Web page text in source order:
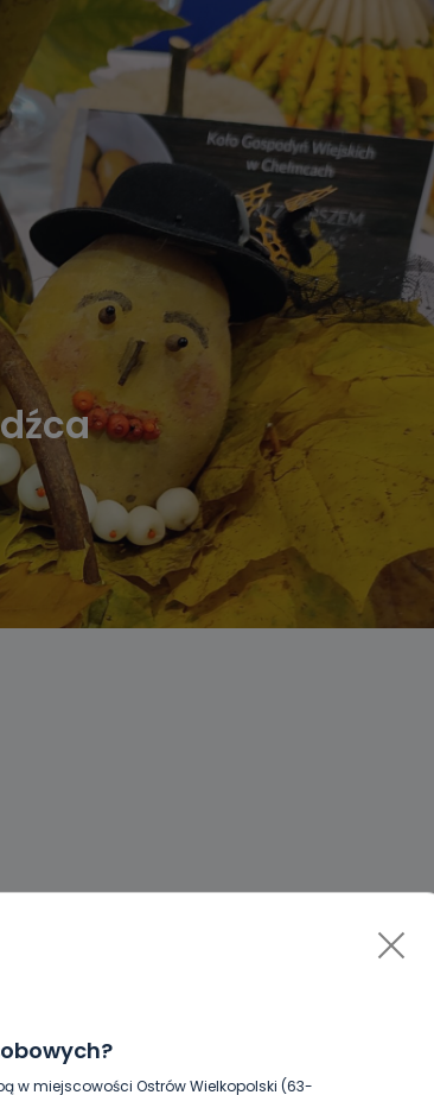
w miejscowości Ostrów Wielkopolski (63-